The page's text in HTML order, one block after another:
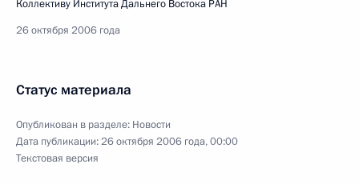
Коллективу Института Дальнего Востока РАН
26 октября 2006 года
Статус материала
Опубликован в разделе: Новости
Дата публикации:26 октября 2006 года, 00:00
Текстовая версия